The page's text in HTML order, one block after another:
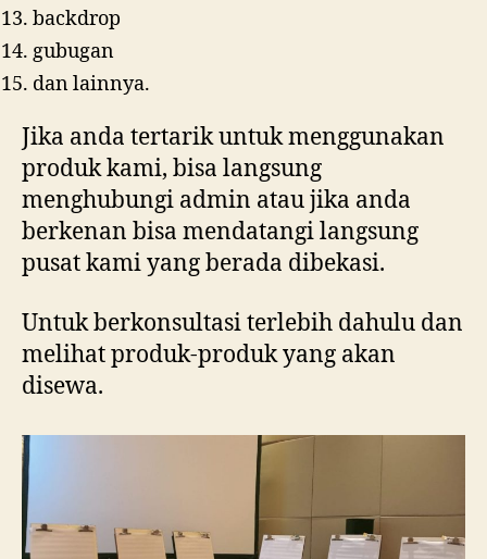
backdrop
gubugan
dan lainnya.
Jika anda tertarik untuk menggunakan
produk kami, bisa langsung
menghubungi admin atau jika anda
berkenan bisa mendatangi langsung
pusat kami yang berada dibekasi.
Untuk berkonsultasi terlebih dahulu dan
melihat produk-produk yang akan
disewa.